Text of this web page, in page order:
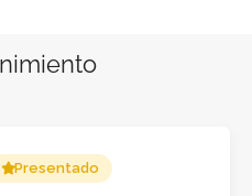
Presentado